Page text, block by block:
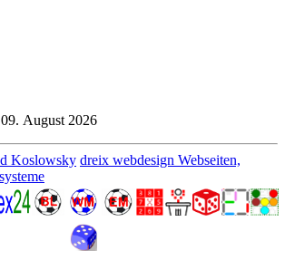
August 2026
Koslowsky dreix webdesign Webseiten,